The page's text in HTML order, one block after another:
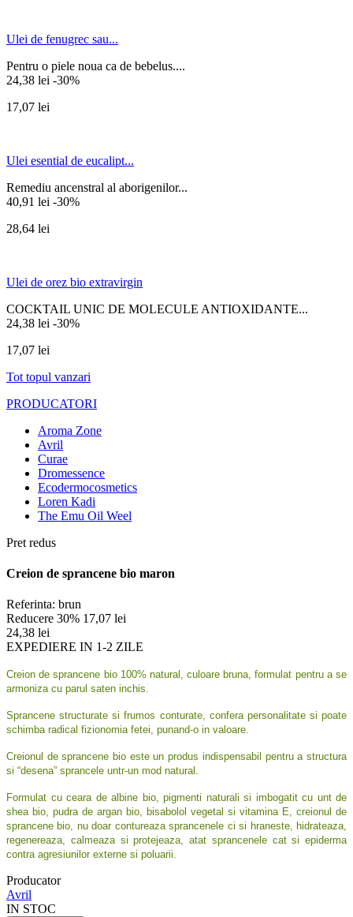
Ulei de fenugrec sau...
Pentru o piele noua ca de bebelus....
24,38 lei -30%
17,07 lei
Ulei esential de eucalipt...
Remediu ancenstral al aborigenilor...
40,91 lei -30%
28,64 lei
Ulei de orez bio extravirgin
COCKTAIL UNIC DE MOLECULE ANTIOXIDANTE...
24,38 lei -30%
17,07 lei
Tot topul vanzari
PRODUCATORI
Aroma Zone
Avril
Curae
Dromessence
Ecodermocosmetics
Loren Kadi
The Emu Oil Weel
Pret redus
Creion de sprancene bio maron
Referinta: brun
Reducere 30% 17,07 lei
24,38 lei
EXPEDIERE IN 1-2 ZILE
Creion de sprancene bio 100% natural, culoare bruna, formulat pentru a se
armoniza cu parul saten inchis.
Sprancene structurate si frumos conturate, confera personalitate si poate
schimba radical fizionomia fetei, punand-o in valoare.
Creionul de sprancene bio este un produs indispensabil pentru a structura
si “desena” sprancele untr-un mod natural.
Formulat cu ceara de albine bio, pigmenti naturali si imbogatit cu unt de
shea bio, pudra de argan bio, bisabolol vegetal si vitamina E, creionul de
sprancene bio, nu doar contureaza sprancenele ci si hraneste, hidrateaza,
regenereaza, calmeaza si protejeaza, atat sprancenele cat si epiderma
contra agresiunilor externe si poluarii.
Producator
Avril
IN STOC